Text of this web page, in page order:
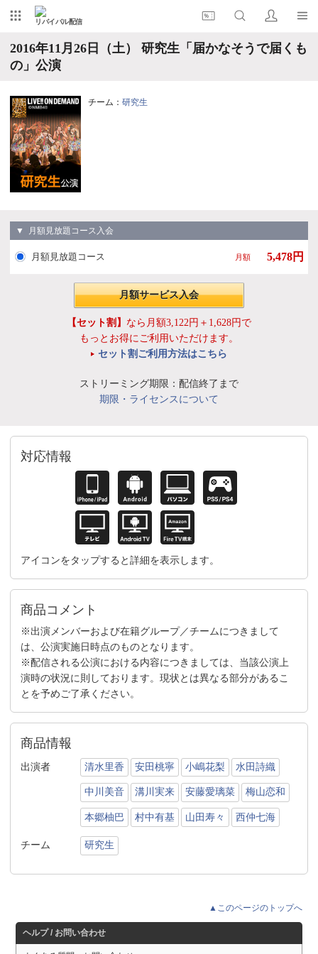
リバイバル配信
2016年11月26日（土） 研究生「届かなそうで届くも
の」公演
チーム： 研究生
▼ 月額見放題コース入会
月額見放題コース 月額 5,478円
月額サービス入会
【セット割】 なら月額3,122円＋1,628円で
もっとお得にご利用いただけます。
セット割ご利用方法はこちら
ストリーミング期限：配信終了まで
期限・ライセンスについて
対応情報
アイコンをタップすると詳細を表示します。
商品コメント
※出演メンバーおよび在籍グループ／チームにつきまして
は、公演実施日時点のものとなります。
※配信される公演における内容につきましては、当該公演上
演時の状況に則しております。現状とは異なる部分があるこ
とを予めご了承ください。
商品情報
出演者 清水里香 安田桃寧 小嶋花梨 水田詩織
中川美音 溝川実来 安藤愛璃菜 梅山恋和
本郷柚巴 村中有基 山田寿々 西仲七海
チーム 研究生
▲このページのトップへ
ヘルプ / お問い合わせ